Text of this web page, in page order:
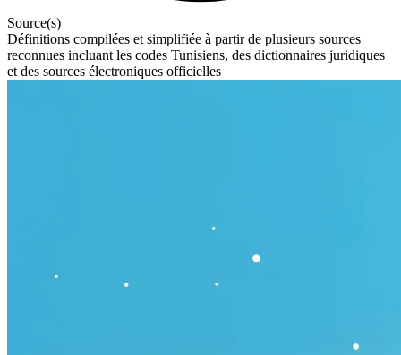
Source(s)
Définitions compilées et simplifiée à partir de plusieurs sources
reconnues incluant les codes Tunisiens, des dictionnaires juridiques
et des sources électroniques officielles